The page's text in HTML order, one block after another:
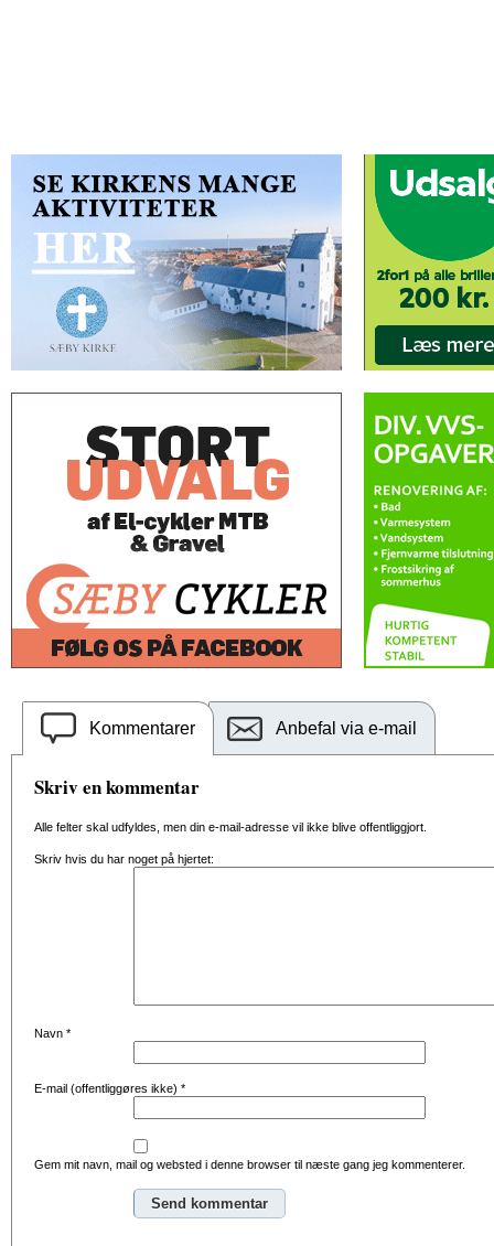
Kommentarer Anbefal via e-mail
Skriv en kommentar
Alle felter skal udfyldes, men din e-mail-adresse vil ikke blive offentliggjort.
Skriv hvis du har noget på hjertet:
Navn *
E-mail (offentliggøres ikke) *
Gem mit navn, mail og websted i denne browser til næste gang jeg kommenterer.